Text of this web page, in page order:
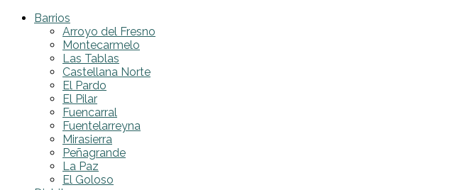
Barrios
Arroyo del Fresno
Montecarmelo
Las Tablas
Castellana Norte
El Pardo
El Pilar
Fuencarral
Fuentelarreyna
Mirasierra
Peñagrande
La Paz
El Goloso